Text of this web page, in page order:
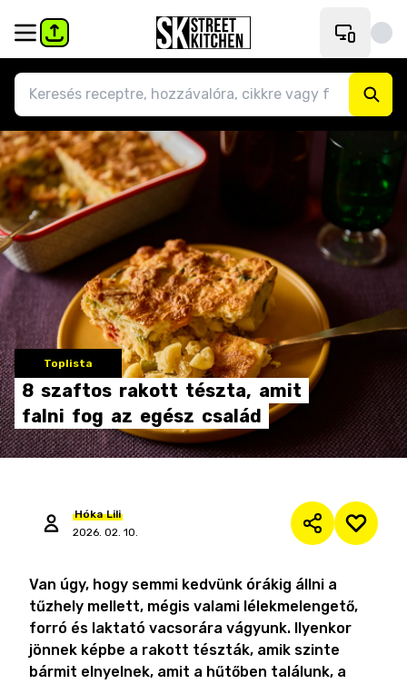
Toplista
8 szaftos rakott tészta, amit
falni fog az egész család
Hóka Lili
2026. 02. 10.
Van úgy, hogy semmi kedvünk órákig állni a
tűzhely mellett, mégis valami lélekmelengető,
forró és laktató vacsorára vágyunk. Ilyenkor
jönnek képbe a rakott tészták, amik szinte
bármit elnyelnek, amit a hűtőben találunk, a